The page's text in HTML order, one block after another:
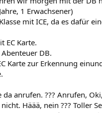
1 Erwachsener)
mit ICE, da es dafür
EC Karte.
DB.
Karte zur Erkennung
anrufen. ??? Anrufen,
Häää, nein ??? Toller